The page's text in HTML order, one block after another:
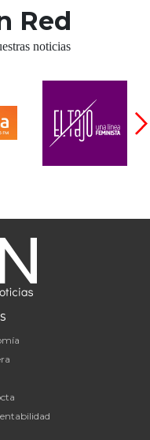
Red
noticias